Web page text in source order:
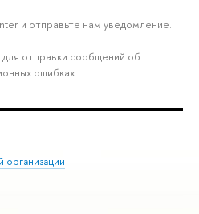
и отправьте нам уведомление.
отправки сообщений об
ошибках.